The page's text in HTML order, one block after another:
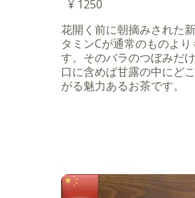
¥ 1250
花開く前に朝摘みされた
タミンCが通常のものよ
す。そのバラのつぼみだ
口に含めば甘露の中にど
がる魅力あるお茶です。